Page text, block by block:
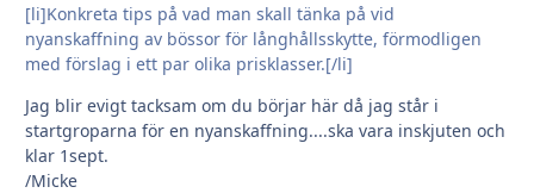
[li]Konkreta tips på vad man skall tänka på vid
nyanskaffning av bössor för långhållsskytte, förmodligen
med förslag i ett par olika prisklasser.[/li]
Jag blir evigt tacksam om du börjar här då jag står i
startgroparna för en nyanskaffning....ska vara inskjuten och
klar 1sept.
/Micke